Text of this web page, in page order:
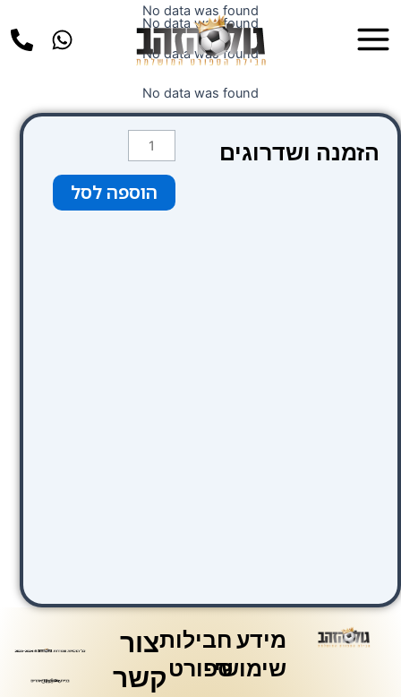
לתוכן
Menu
No data was found
No data was found
No data was found
No data was found
הזמנה ושדרוגים
כמות
של
קטגוריה
1
הוספה לסל
מידע
שימושי
חבילות
ספורט
צור
קשר